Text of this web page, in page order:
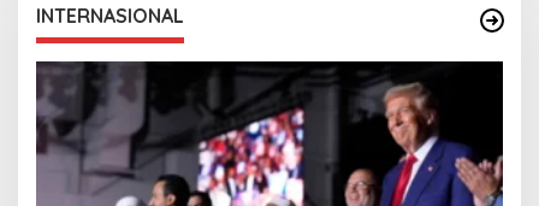
INTERNASIONAL